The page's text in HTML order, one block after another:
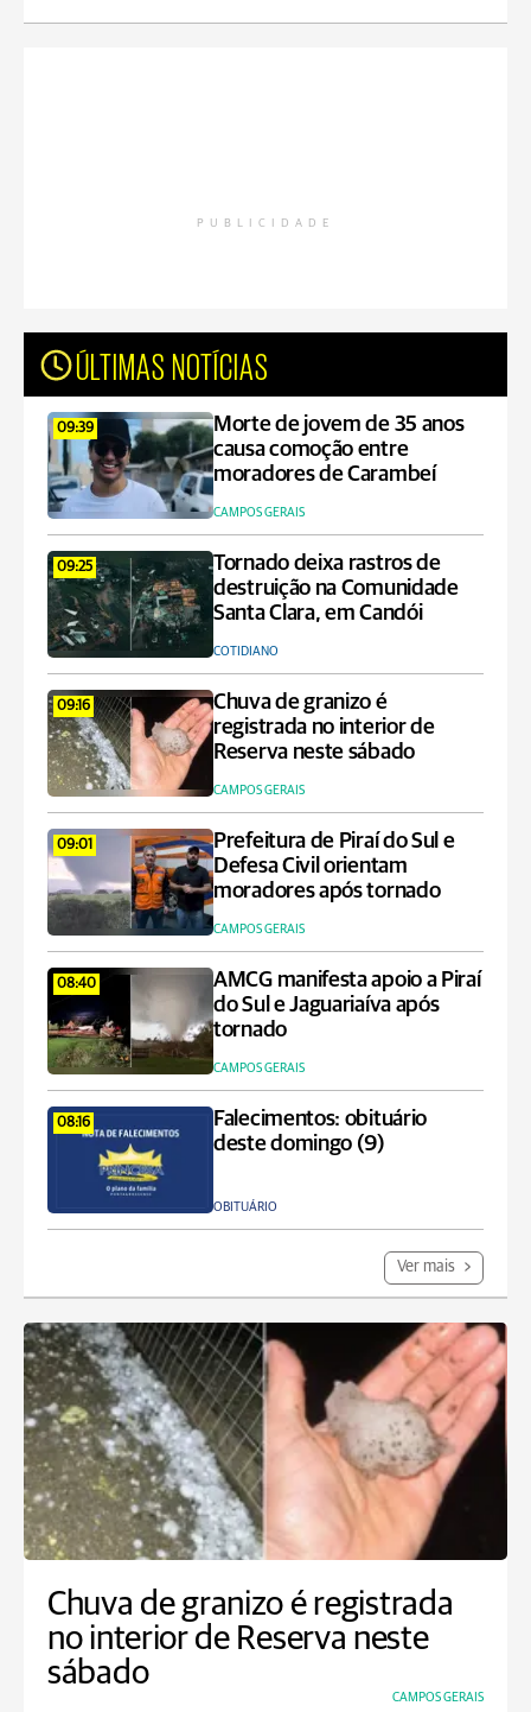
PUBLICIDADE
ÚLTIMAS NOTÍCIAS
09:39
Morte de jovem de 35 anos
causa comoção entre
moradores de Carambeí
CAMPOS GERAIS
09:25
Tornado deixa rastros de
destruição na Comunidade
Santa Clara, em Candói
COTIDIANO
09:16
Chuva de granizo é
registrada no interior de
Reserva neste sábado
CAMPOS GERAIS
09:01
Prefeitura de Piraí do Sul e
Defesa Civil orientam
moradores após tornado
CAMPOS GERAIS
08:40
AMCG manifesta apoio a Piraí
do Sul e Jaguariaíva após
tornado
CAMPOS GERAIS
08:16
Falecimentos: obituário
deste domingo (9)
OBITUÁRIO
Ver mais
Chuva de granizo é registrada
no interior de Reserva neste
sábado
CAMPOS GERAIS